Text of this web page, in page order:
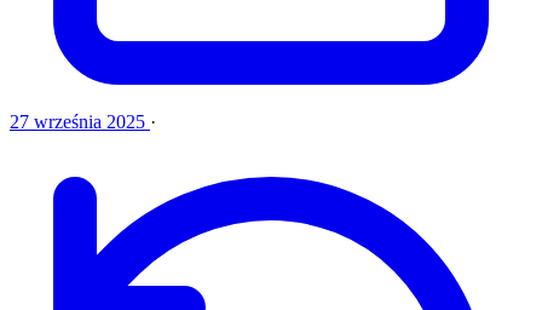
27 września 2025 ·